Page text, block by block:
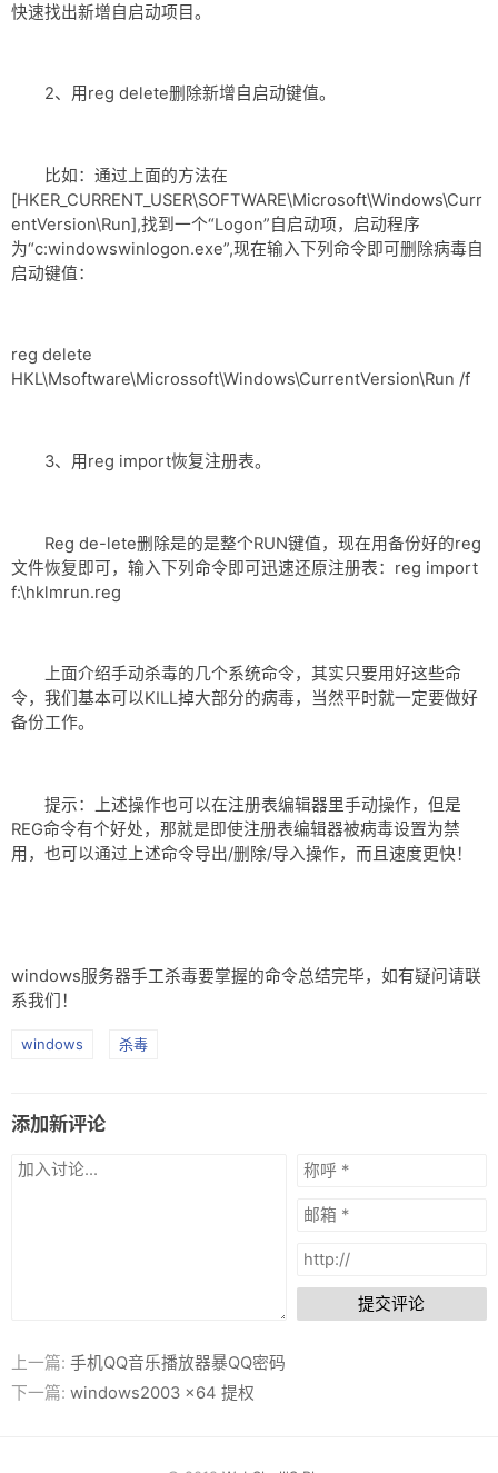
快速找出新增自启动项目。
2、用reg delete删除新增自启动键值。
比如：通过上面的方法在
[HKER_CURRENT_USER\SOFTWARE\Microsoft\Windows\Curr
entVersion\Run],找到一个“Logon”自启动项，启动程序
为“c:windowswinlogon.exe”,现在输入下列命令即可删除病毒自
启动键值：
reg delete
HKL\Msoftware\Microssoft\Windows\CurrentVersion\Run /f
3、用reg import恢复注册表。
Reg de-lete删除是的是整个RUN键值，现在用备份好的reg
文件恢复即可，输入下列命令即可迅速还原注册表：reg import
f:\hklmrun.reg
上面介绍手动杀毒的几个系统命令，其实只要用好这些命
令，我们基本可以KILL掉大部分的病毒，当然平时就一定要做好
备份工作。
提示：上述操作也可以在注册表编辑器里手动操作，但是
REG命令有个好处，那就是即使注册表编辑器被病毒设置为禁
用，也可以通过上述命令导出/删除/导入操作，而且速度更快！
windows服务器手工杀毒要掌握的命令总结完毕，如有疑问请联
系我们！
windows 杀毒
添加新评论
提交评论
上一篇: 手机QQ音乐播放器暴QQ密码
下一篇: windows2003 x64 提权